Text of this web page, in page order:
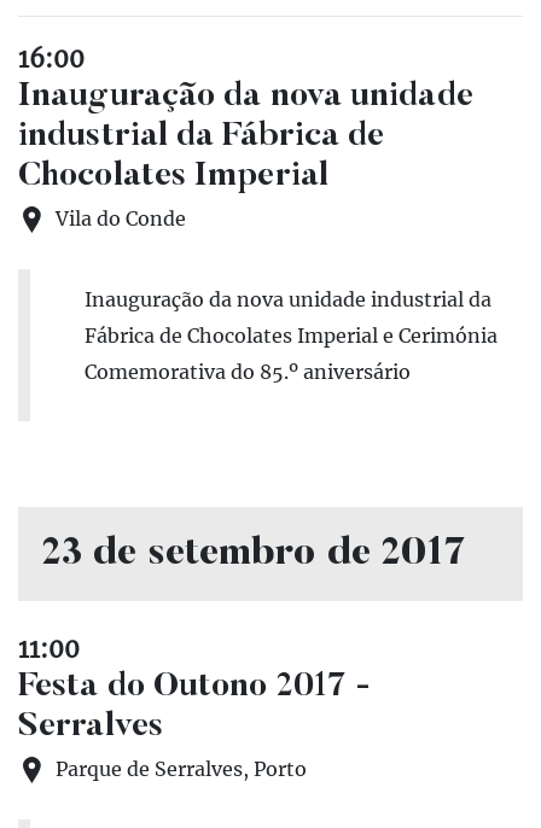
16:00
Inauguração da nova unidade
industrial da Fábrica de
Chocolates Imperial
Vila do Conde
Inauguração da nova unidade industrial da
Fábrica de Chocolates Imperial e Cerimónia
Comemorativa do 85.º aniversário
23 de setembro de 2017
11:00
Festa do Outono 2017 -
Serralves
Parque de Serralves, Porto